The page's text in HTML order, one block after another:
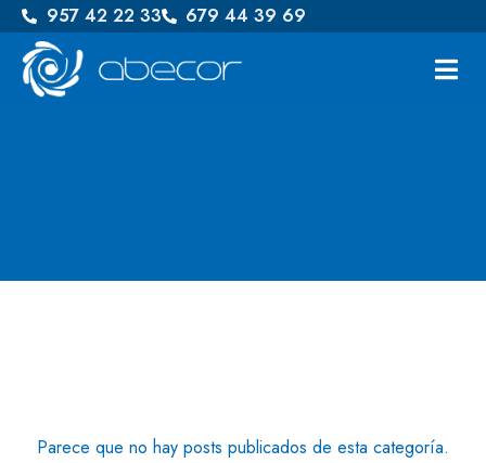
957 42 22 33 679 44 39 69
Parece que no hay posts publicados de esta categoría.